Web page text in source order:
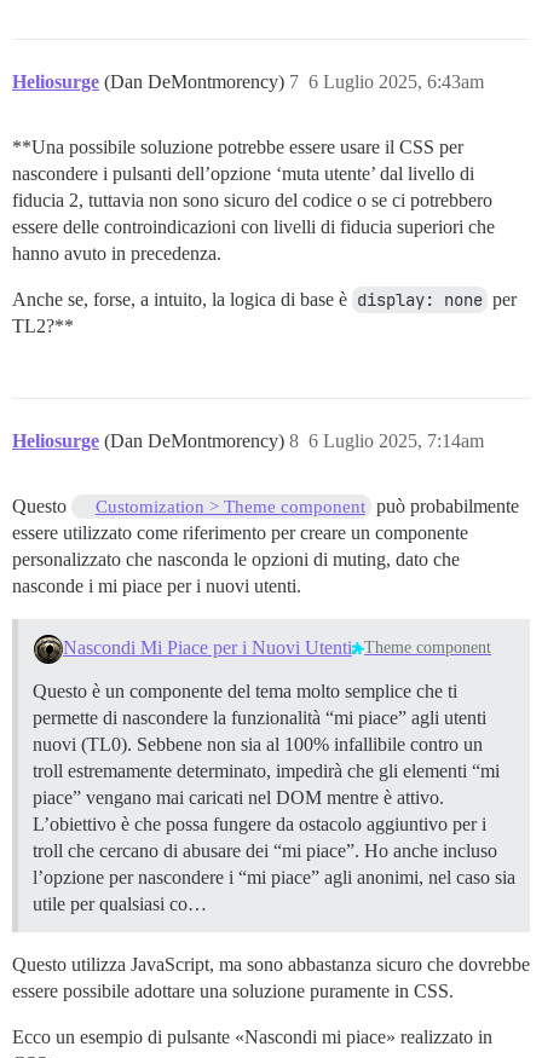
Heliosurge (Dan DeMontmorency) 6 Luglio 2025, 6:43am
7
**Una possibile soluzione potrebbe essere usare il CSS per
nascondere i pulsanti dell’opzione ‘muta utente’ dal livello di
fiducia 2, tuttavia non sono sicuro del codice o se ci potrebbero
essere delle controindicazioni con livelli di fiducia superiori che
hanno avuto in precedenza.
Anche se, forse, a intuito, la logica di base è display: none per
TL2?**
Heliosurge (Dan DeMontmorency) 6 Luglio 2025, 7:14am
8
Questo Customization > Theme component può probabilmente
essere utilizzato come riferimento per creare un componente
personalizzato che nasconda le opzioni di muting, dato che
nasconde i mi piace per i nuovi utenti.
Nascondi Mi Piace per i Nuovi Utenti Theme component
Questo è un componente del tema molto semplice che ti
permette di nascondere la funzionalità “mi piace” agli utenti
nuovi (TL0). Sebbene non sia al 100% infallibile contro un
troll estremamente determinato, impedirà che gli elementi “mi
piace” vengano mai caricati nel DOM mentre è attivo.
L’obiettivo è che possa fungere da ostacolo aggiuntivo per i
troll che cercano di abusare dei “mi piace”. Ho anche incluso
l’opzione per nascondere i “mi piace” agli anonimi, nel caso sia
utile per qualsiasi co…
Questo utilizza JavaScript, ma sono abbastanza sicuro che dovrebbe
essere possibile adottare una soluzione puramente in CSS.
Ecco un esempio di pulsante «Nascondi mi piace» realizzato in